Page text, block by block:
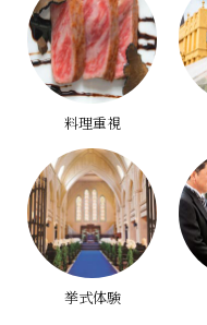
料理重視
挙式体験